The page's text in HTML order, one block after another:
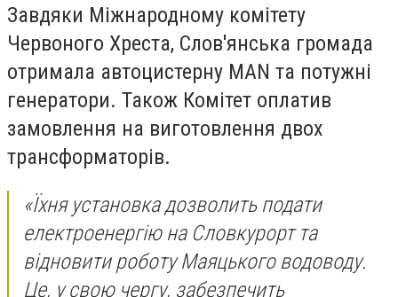
Завдяки Міжнародному комітету
Червоного Хреста, Слов'янська громада
отримала автоцистерну MAN та потужні
генератори. Також Комітет оплатив
замовлення на виготовлення двох
трансформаторів.
«Їхня установка дозволить подати
електроенергію на Словкурорт та
відновити роботу Маяцького водоводу.
Це, у свою чергу, забезпечить